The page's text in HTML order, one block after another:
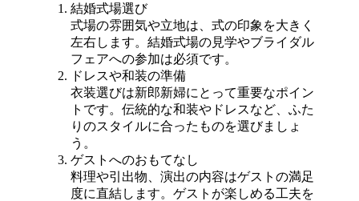
結婚式場選び
式場の雰囲気や立地は、式の印象を大きく
左右します。結婚式場の見学やブライダル
フェアへの参加は必須です。
ドレスや和装の準備
衣装選びは新郎新婦にとって重要なポイン
トです。伝統的な和装やドレスなど、ふた
りのスタイルに合ったものを選びましょ
う。
ゲストへのおもてなし
料理や引出物、演出の内容はゲストの満足
度に直結します。ゲストが楽しめる工夫を